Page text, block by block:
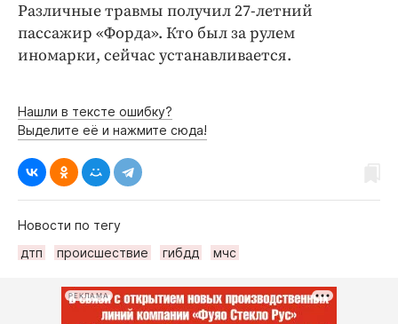
Различные травмы получил 27-летний
пассажир «Форда». Кто был за рулем
иномарки, сейчас устанавливается.
Нашли в тексте ошибку?
Выделите её и нажмите сюда!
Новости по тегу
дтп
происшествие гибдд мчс
РЕКЛАМА